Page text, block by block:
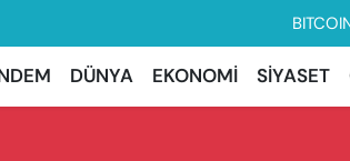
DÜNYA EKONOMİ SİYASET